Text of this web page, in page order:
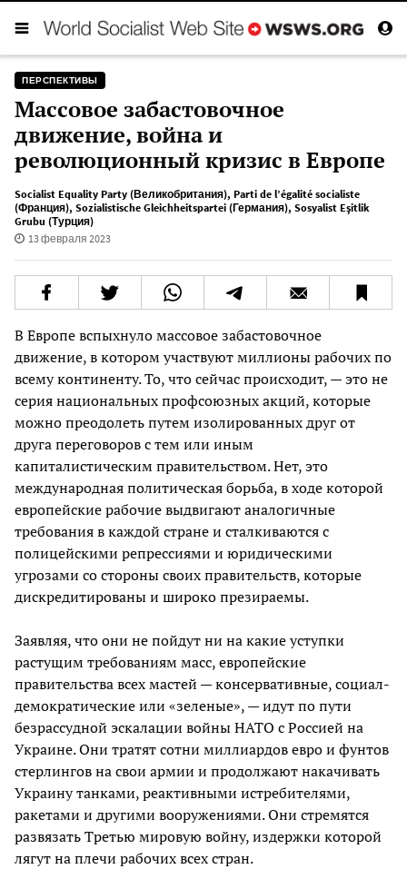
ПЕРСПЕКТИВЫ
Массовое забастовочное
движение, война и
революционный кризис в Европе
Socialist Equality Party (Великобритания), Parti de l’égalité socialiste
(Франция), Sozialistische Gleichheitspartei (Германия), Sosyalist Eşitlik
Grubu (Турция)
13 февраля 2023
В Европе вспыхнуло массовое забастовочное
движение, в котором участвуют миллионы рабочих по
всему континенту. То, что сейчас происходит, — это не
серия национальных профсоюзных акций, которые
можно преодолеть путем изолированных друг от
друга переговоров с тем или иным
капиталистическим правительством. Нет, это
международная политическая борьба, в ходе которой
европейские рабочие выдвигают аналогичные
требования в каждой стране и сталкиваются с
полицейскими репрессиями и юридическими
угрозами со стороны своих правительств, которые
дискредитированы и широко презираемы.
Заявляя, что они не пойдут ни на какие уступки
растущим требованиям масс, европейские
правительства всех мастей — консервативные, социал-
демократические или «зеленые», — идут по пути
безрассудной эскалации войны НАТО с Россией на
Украине. Они тратят сотни миллиардов евро и фунтов
стерлингов на свои армии и продолжают накачивать
Украину танками, реактивными истребителями,
ракетами и другими вооружениями. Они стремятся
развязать Третью мировую войну, издержки которой
лягут на плечи рабочих всех стран.